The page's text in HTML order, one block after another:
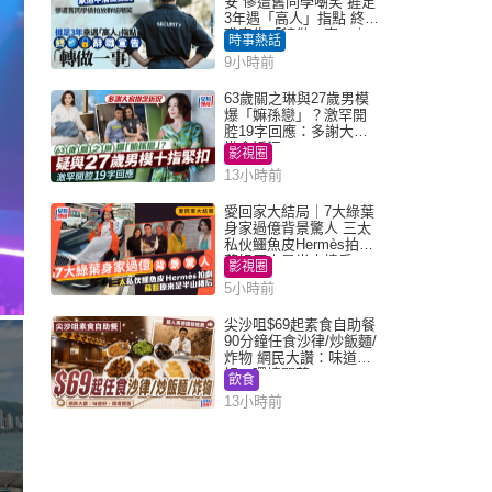
3年遇「高人」指點 終辭
職宣告「轉做一事」｜
Juicy叮
時事熱話
9小時前
63歲關之琳與27歲男模
爆「嫲孫戀」？激罕開
腔19字回應：多謝大家
掛念近況
影視圈
13小時前
愛回家大結局｜7大綠葉
身家過億背景驚人 三太
私伙鱷魚皮Hermès拍劇
蘇姐原來是半山樓后
影視圈
5小時前
尖沙咀$69起素食自助餐
90分鐘任食沙律/炒飯麵/
炸物 網民大讚：味道
好，環境闊落
飲食
13小時前